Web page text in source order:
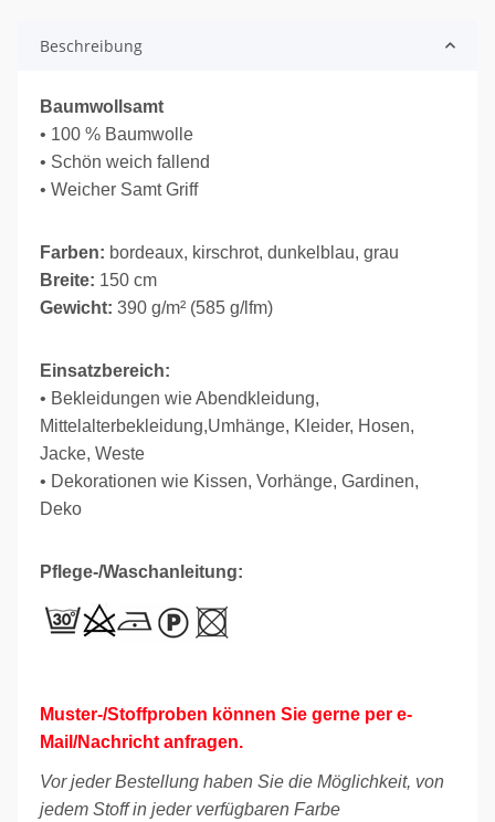
Beschreibung
Baumwollsamt
• 100 % Baumwolle
• Schön weich fallend
• Weicher Samt Griff
Farben: bordeaux, kirschrot, dunkelblau, grau
Breite: 150 cm
Gewicht: 390 g/m² (585 g/lfm)
Einsatzbereich:
• Bekleidungen wie Abendkleidung,
Mittelalterbekleidung,Umhänge, Kleider, Hosen,
Jacke, Weste
• Dekorationen wie Kissen, Vorhänge, Gardinen,
Deko
Pflege-/Waschanleitung:
Muster-/Stoffproben können Sie gerne per e-
Mail/Nachricht anfragen.
Vor jeder Bestellung haben Sie die Möglichkeit, von
jedem Stoff in jeder verfügbaren Farbe